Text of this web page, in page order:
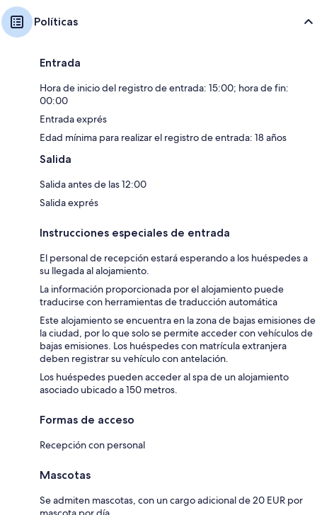
Políticas
Entrada
Hora de inicio del registro de entrada: 15:00; hora de fin:
00:00
Entrada exprés
Edad mínima para realizar el registro de entrada: 18 años
Salida
Salida antes de las 12:00
Salida exprés
Instrucciones especiales de entrada
El personal de recepción estará esperando a los huéspedes a
su llegada al alojamiento.
La información proporcionada por el alojamiento puede
traducirse con herramientas de traducción automática
Este alojamiento se encuentra en la zona de bajas emisiones de
la ciudad, por lo que solo se permite acceder con vehículos de
bajas emisiones. Los huéspedes con matrícula extranjera
deben registrar su vehículo con antelación.
Los huéspedes pueden acceder al spa de un alojamiento
asociado ubicado a 150 metros.
Formas de acceso
Recepción con personal
Mascotas
Se admiten mascotas, con un cargo adicional de 20 EUR por